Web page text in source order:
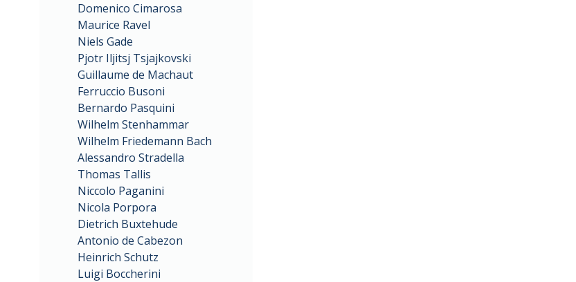
Domenico Cimarosa
Maurice Ravel
Niels Gade
Pjotr Iljitsj Tsjajkovski
Guillaume de Machaut
Ferruccio Busoni
Bernardo Pasquini
Wilhelm Stenhammar
Wilhelm Friedemann Bach
Alessandro Stradella
Thomas Tallis
Niccolo Paganini
Nicola Porpora
Dietrich Buxtehude
Antonio de Cabezon
Heinrich Schutz
Luigi Boccherini